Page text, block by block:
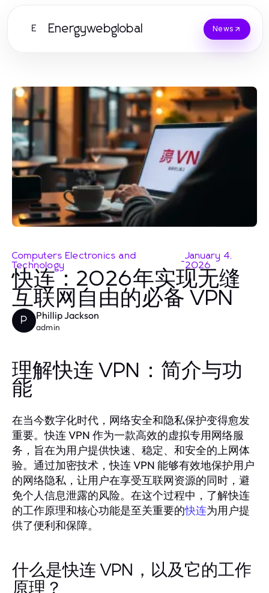
E Energywebglobal News
Computers Electronics and
Technology
-January 4,
2026
快连：2026年实现无缝
互联网自由的必备 VPN
P Phillip Jackson
admin
理解快连 VPN：简介与功
能
在当今数字化时代，网络安全和隐私保护变得愈发
重要。快连 VPN 作为一款高效的虚拟专用网络服
务，旨在为用户提供快速、稳定、和安全的上网体
验。通过加密技术，快连 VPN 能够有效地保护用户
的网络隐私，让用户在享受互联网资源的同时，避
免个人信息泄露的风险。在这个过程中，了解快连
的工作原理和核心功能是至关重要的快连为用户提
供了便利和保障。
什么是快连 VPN，以及它的工作
原理？